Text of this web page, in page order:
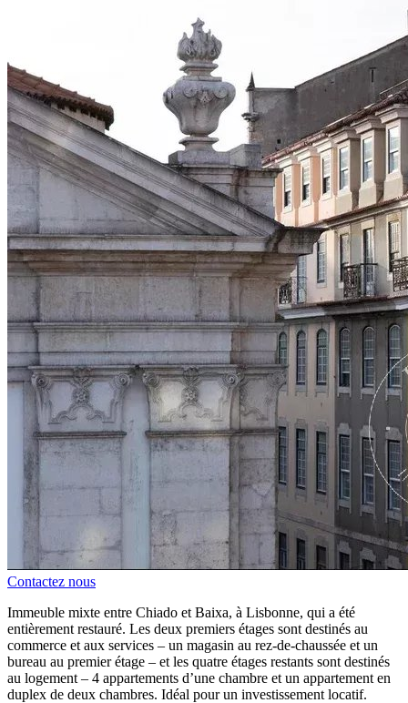
Contactez nous
Immeuble mixte entre Chiado et Baixa, à Lisbonne, qui a été
entièrement restauré. Les deux premiers étages sont destinés au
commerce et aux services – un magasin au rez-de-chaussée et un
bureau au premier étage – et les quatre étages restants sont destinés
au logement – 4 appartements d’une chambre et un appartement en
duplex de deux chambres. Idéal pour un investissement locatif.